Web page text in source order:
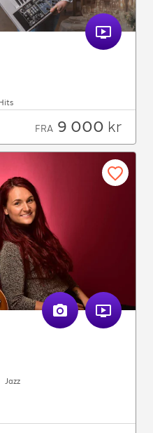
FRA 9 000 kr
Jazz